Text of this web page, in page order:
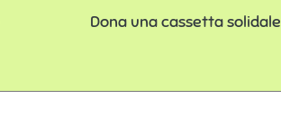
Dona una cassetta solidale